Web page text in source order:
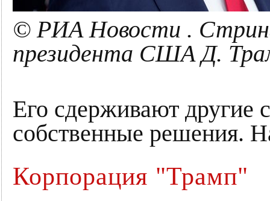
© РИА Новости .
президента США Д.
Его сдерживают
собственные решения.
Корпорация "Трамп"